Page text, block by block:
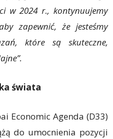
w 2024 r., kontynuujemy
zapewnić, że jesteśmy
które są skuteczne,
świata
Economic Agenda (D33)
do umocnienia pozycji